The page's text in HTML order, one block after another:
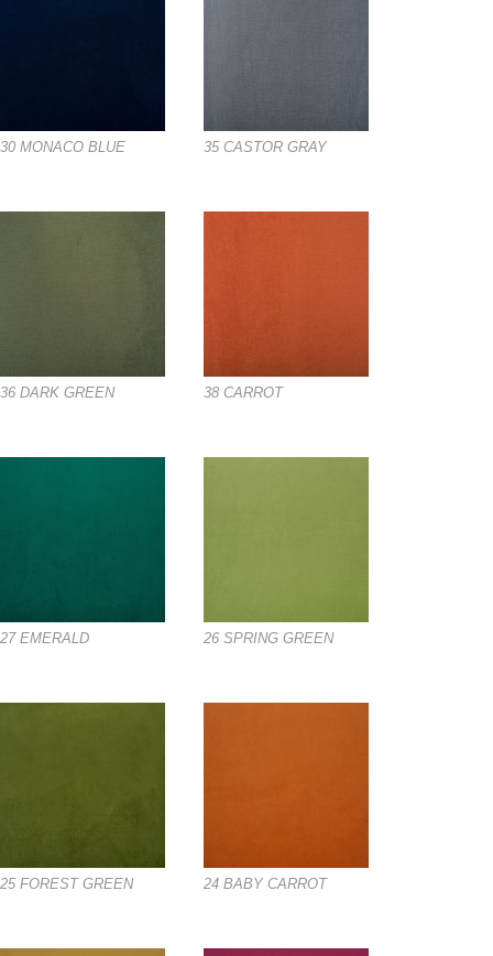
30 MONACO BLUE 35 CASTOR GRAY
36 DARK GREEN 38 CARROT
27 EMERALD 26 SPRING GREEN
25 FOREST GREEN 24 BABY CARROT